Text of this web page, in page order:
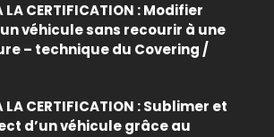
LA CERTIFICATION : Modifier
véhicule sans recourir à une
– technique du Covering /
LA CERTIFICATION : Sublimer et
d’un véhicule grâce au